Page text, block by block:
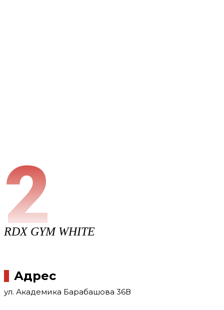
2
RDX GYM WHITE
Адрес
ул. Академика Барабашова 36В